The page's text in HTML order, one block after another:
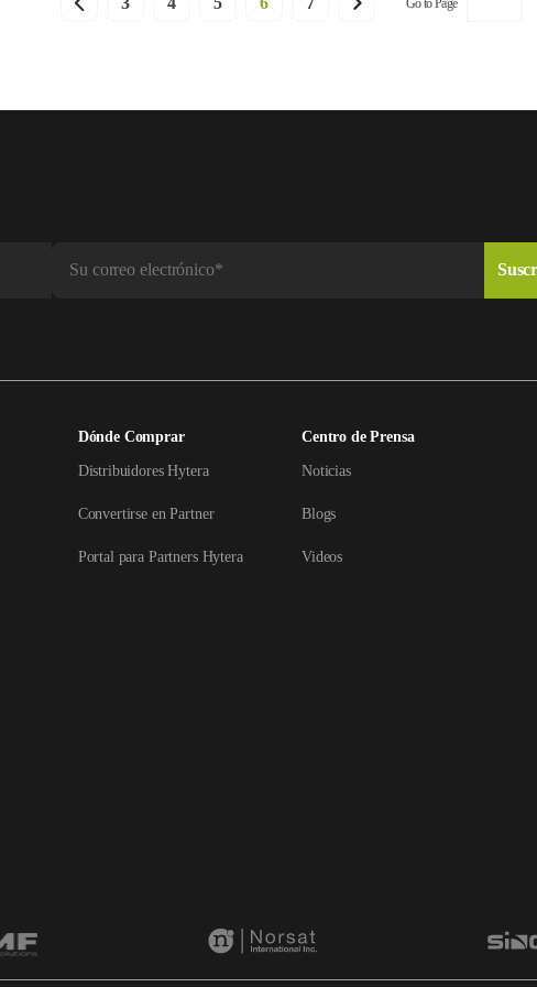
Go to Page
Dónde Comprar
Distribuidores Hytera
Convertirse en Partner
Portal para Partners Hytera
Centro de Prensa
Noticias
Blogs
Videos